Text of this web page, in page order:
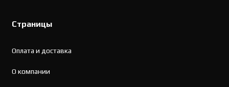
Страницы
Оплата и доставка
О компании